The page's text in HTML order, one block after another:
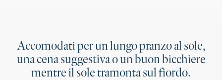
Accomodati per un lungo pranzo al sole,
una cena suggestiva o un buon bicchiere
mentre il sole tramonta sul fiordo.